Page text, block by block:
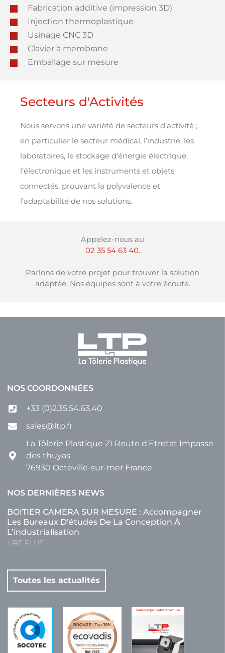
Fabrication additive (impression 3D)
Injection thermoplastique
Usinage CNC 3D
Clavier à membrane
Emballage sur mesure
Secteurs d'Activités
Nous servons une variété de secteurs d’activité ;
en particulier le secteur médical, l’industrie, les
laboratoires, le stockage d’énergie électrique,
l’électronique et les instruments et objets
connectés, prouvant la polyvalence et
l’adaptabilité de nos solutions.
Appelez-nous au
02 35 54 63 40.
Parlons de votre projet pour trouver la solution
adaptée. Nos équipes sont à votre écoute.
NOS COORDONNÉES
+33 (0)2.35.54.63.40
sales@ltp.fr
La Tôlerie Plastique ZI Route d'Etretat Impasse
des thuyas
76930 Octeville-sur-mer France
NOS DERNIÈRES NEWS
BOITIER CAMERA SUR MESURE : Accompagner
Les Bureaux D’études De La Conception À
L’industrialisation
LIRE PLUS
Toutes les actualités